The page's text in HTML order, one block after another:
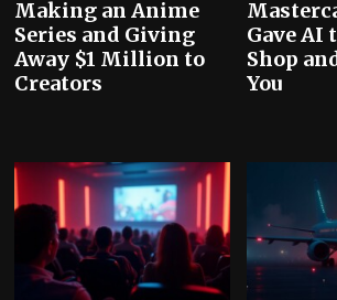
Making an Anime
Series and Giving
Away $1 Million to
Creators
Gave AI
Shop
You